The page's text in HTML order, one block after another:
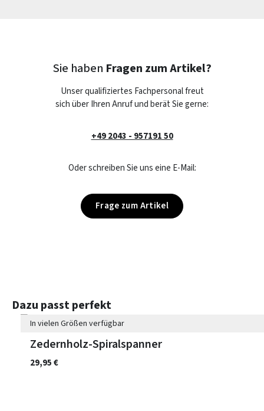
Sie haben Fragen zum Artikel?
Unser qualifiziertes Fachpersonal freut
sich über Ihren Anruf und berät Sie gerne:
+49 2043 - 957191 50
Oder schreiben Sie uns eine E-Mail:
Frage zum Artikel
Produktgalerie überspringen
Dazu passt perfekt
In vielen Größen verfügbar
Zedernholz-Spiralspanner
29,95 €